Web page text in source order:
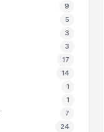
9
5
3
3
17
14
1
1
7
24